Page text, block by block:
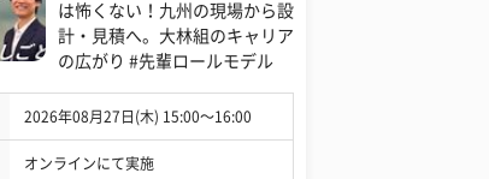
は怖くない！九州の現場から設
計・見積へ。大林組のキャリア
の広がり #先輩ロールモデル
2026年08月27日(木) 15:00〜16:00
オンラインにて実施